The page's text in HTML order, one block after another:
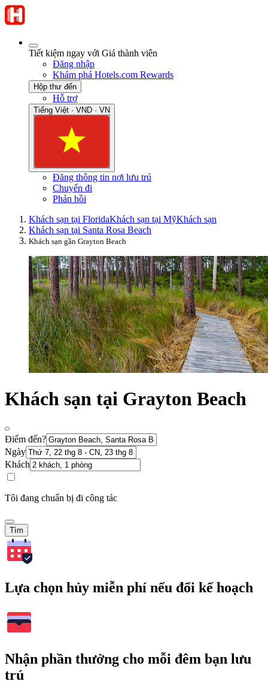
Tiết kiệm ngay với Giá thành viên
Đăng nhập
Khám phá Hotels.com Rewards
Hộp thư đến
Hỗ trợ
Tiếng Việt · VND · VN
Đăng thông tin nơi lưu trú
Chuyến đi
Phản hồi
Khách sạn tại FloridaKhách sạn tại MỹKhách sạn
Khách sạn tại Santa Rosa Beach
Khách sạn gần Grayton Beach
Khách sạn tại Grayton Beach
Điểm đến?
Ngày
Khách
Tôi đang chuẩn bị đi công tác
Tìm
Lựa chọn hủy miễn phí nếu đổi kế hoạch
Nhận phần thưởng cho mỗi đêm bạn lưu
trú